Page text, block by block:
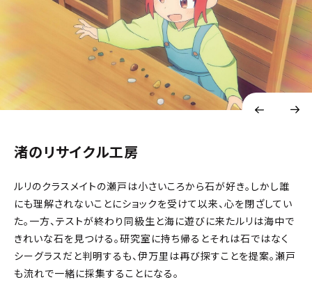
渚のリサイクル工房
ルリのクラスメイトの瀬戸は小さいころから石が好き。しかし誰
にも理解されないことにショックを受けて以来、心を閉ざしてい
た。一方、テストが終わり同級生と海に遊びに来たルリは海中で
きれいな石を見つける。研究室に持ち帰るとそれは石ではなく
シーグラスだと判明するも、伊万里は再び探すことを提案。瀬戸
も流れで一緒に採集することになる。